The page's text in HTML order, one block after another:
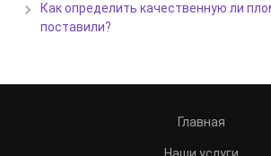
Как определить качественную ли
поставили?
Главная